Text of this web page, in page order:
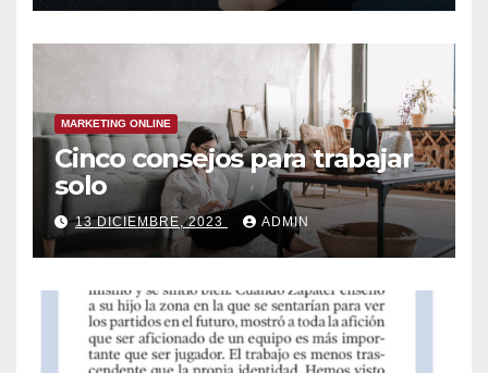
MARKETING ONLINE
Cinco consejos para trabajar
solo
13 DICIEMBRE, 2023 ADMIN